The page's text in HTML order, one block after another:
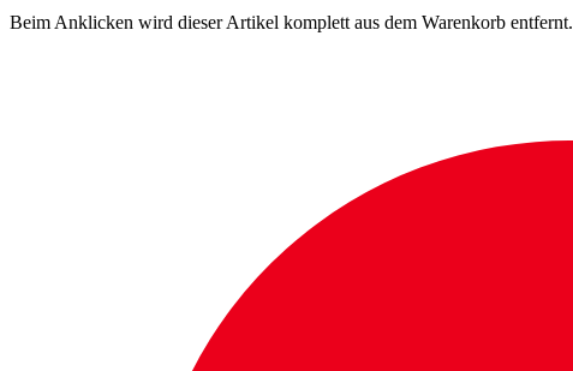
Beim Anklicken wird dieser Artikel komplett aus dem Warenkorb entfernt.